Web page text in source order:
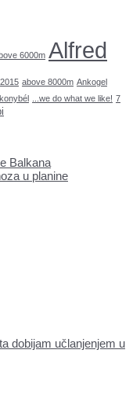
6000m Alfred
2015 above 8000m Ankogel
...we do what we like! 7
dobijam učlanjenjem u